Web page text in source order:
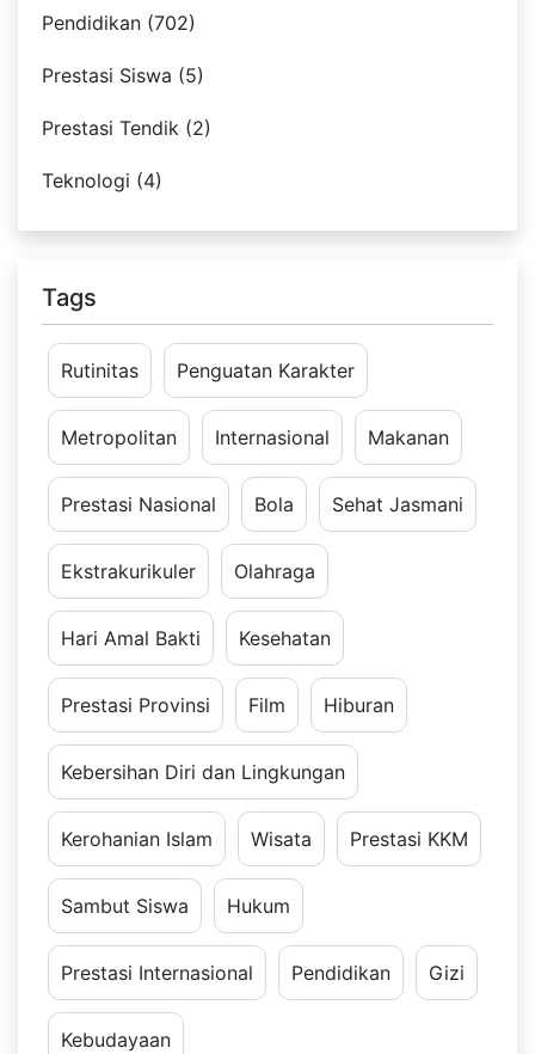
Pendidikan (702)
Prestasi Siswa (5)
Prestasi Tendik (2)
Teknologi (4)
Tags
Rutinitas Penguatan Karakter
Metropolitan Internasional Makanan
Prestasi Nasional Bola Sehat Jasmani
Ekstrakurikuler Olahraga
Hari Amal Bakti Kesehatan
Prestasi Provinsi Film Hiburan
Kebersihan Diri dan Lingkungan
Kerohanian Islam Wisata Prestasi KKM
Sambut Siswa Hukum
Prestasi Internasional Pendidikan Gizi
Kebudayaan